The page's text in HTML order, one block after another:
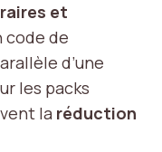
et
code de
d’une
les packs
la réduction